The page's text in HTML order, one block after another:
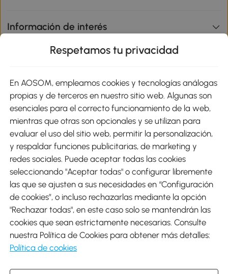
Información de interés
Métodos de Pago
Envíos
Descargar Aosom App
Google Play
Respetamos tu privacidad
En AOSOM, empleamos cookies y tecnologías análogas
propias y de terceros en nuestro sitio web. Algunas son
esenciales para el correcto funcionamiento de la web,
mientras que otras son opcionales y se utilizan para
evaluar el uso del sitio web, permitir la personalización,
y respaldar funciones publicitarias, de marketing y
redes sociales. Puede aceptar todas las cookies
seleccionando "Aceptar todas" o configurar libremente
las que se ajusten a sus necesidades en “Configuración
de cookies”, o incluso rechazarlas mediante la opción
"Rechazar todas", en este caso solo se mantendrán las
cookies que sean estrictamente necesarias. Consulte
nuestra Política de Cookies para obtener más detalles:
Política de cookies